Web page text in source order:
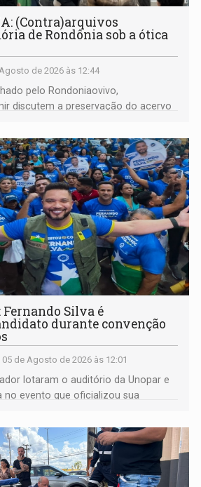
(Contra)arquivos
de Rondônia sob a ótica
de 2026 às 12:44
pelo Rondoniaovivo,
discutem a preservação do acervo
para o futuro
Fernando Silva é
durante convenção
05 de Agosto de 2026 às 12:01
lotaram o auditório da Unopar e
no evento que oficializou sua